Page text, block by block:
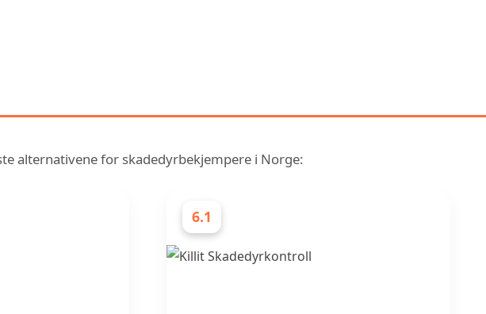
alternativene for skadedyrbekjempere i Norge:
6.1